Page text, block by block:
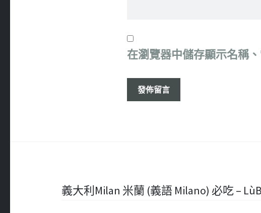
在瀏覽器中儲存顯示名稱
義大利Milan 米蘭 (義語 Milano) 必吃 –